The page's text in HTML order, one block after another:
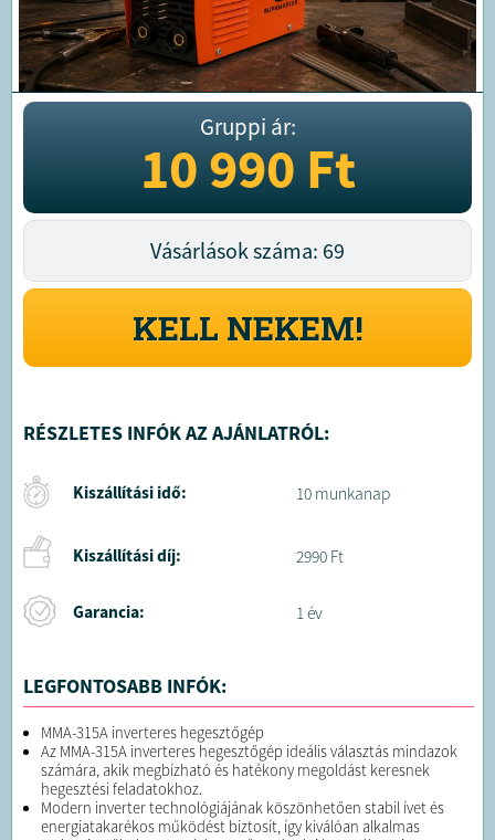
Gruppi ár:
10 990Ft
Vásárlások száma: 69
KELL NEKEM!
RÉSZLETES INFÓK AZ AJÁNLATRÓL:
Kiszállítási idő: 10 munkanap
Kiszállítási díj: 2990 Ft
Garancia: 1 év
LEGFONTOSABB INFÓK:
MMA-315A inverteres hegesztőgép
Az MMA-315A inverteres hegesztőgép ideális választás mindazok
számára, akik megbízható és hatékony megoldást keresnek
hegesztési feladatokhoz.
Modern inverter technológiájának köszönhetően stabil ívet és
energiatakarékos működést biztosít, így kiválóan alkalmas